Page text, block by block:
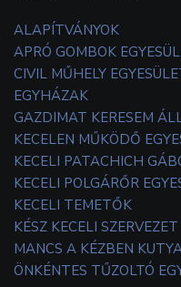
ALAPÍTVÁNYOK
APRÓ GOMBOK
CIVIL MŰHELY
EGYHÁZAK
GAZDIMAT KERESEM
KECELEN MŰKÖDŐ
KECELI PATACHICH
KECELI POLGÁRŐR
KECELI TEMETŐK
KÉSZ KECELI SZERVEZET
MANCS A KÉZBEN
ÖNKÉNTES TŰZOLTÓ